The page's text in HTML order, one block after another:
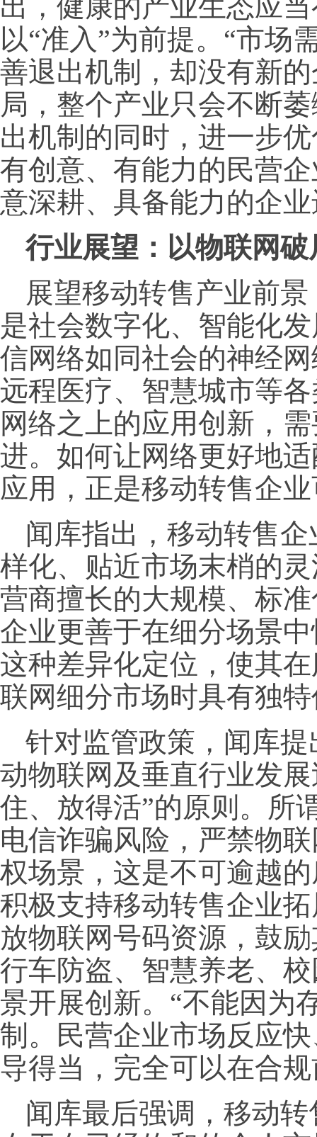
出，健康的产业生态应
以“准入”为前提。“市场
善退出机制，却没有新
局，整个产业只会不断
出机制的同时，进一步
有创意、有能力的民营
意深耕、具备能力的企
行业展望：以物联网破
展望移动转售产业前
是社会数字化、智能化
信网络如同社会的神经
远程医疗、智慧城市等
网络之上的应用创新，
进。如何让网络更好地
应用，正是移动转售企
闻库指出，移动转售
样化、贴近市场末梢的
营商擅长的大规模、标
企业更善于在细分场景
这种差异化定位，使其
联网细分市场时具有独
针对监管政策，闻库
动物联网及垂直行业发
住、放得活”的原则。所
电信诈骗风险，严禁物
权场景，这是不可逾越
积极支持移动转售企业
放物联网号码资源，鼓
行车防盗、智慧养老、
景开展创新。“不能因为
制。民营企业市场反应
导得当，完全可以在合
闻库最后强调，移动